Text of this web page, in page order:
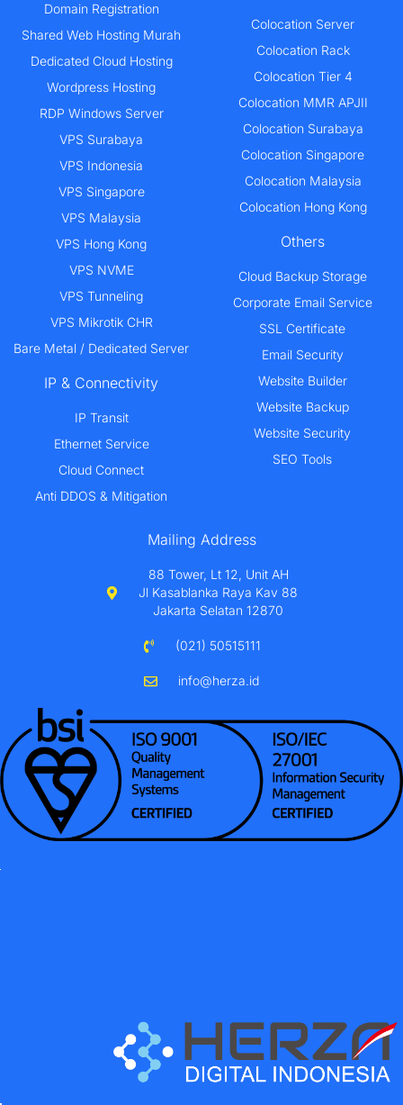
Domain Registration
Shared Web Hosting Murah
Dedicated Cloud Hosting
Wordpress Hosting
RDP Windows Server
VPS Surabaya
VPS Indonesia
VPS Singapore
VPS Malaysia
VPS Hong Kong
VPS NVME
VPS Tunneling
VPS Mikrotik CHR
Bare Metal / Dedicated Server
IP & Connectivity
IP Transit
Ethernet Service
Cloud Connect
Anti DDOS & Mitigation
Colocation Server
Colocation Rack
Colocation Tier 4
Colocation MMR APJII
Colocation Surabaya
Colocation Singapore
Colocation Malaysia
Colocation Hong Kong
Others
Cloud Backup Storage
Corporate Email Service
SSL Certificate
Email Security
Website Builder
Website Backup
Website Security
SEO Tools
Mailing Address
88 Tower, Lt 12, Unit AH
Jl Kasablanka Raya Kav 88
Jakarta Selatan 12870
(021) 50515111
info@herza.id